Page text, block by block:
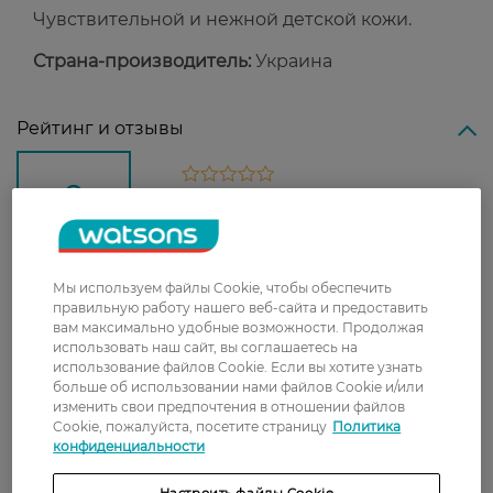
Чувствительной и нежной детской кожи.
Страна-производитель: Украина
Рейтинг и отзывы
0
З 0 відгуків
Доставка
Новая почта
В отделение Новой почты - 99 грн, бесплатно
от 699 грн
Мы используем файлы Cookie, чтобы обеспечить
правильную работу нашего веб-сайта и предоставить
вам максимально удобные возможности. Продолжая
использовать наш сайт, вы соглашаетесь на
использование файлов Cookie. Если вы хотите узнать
больше об использовании нами файлов Cookie и/или
изменить свои предпочтения в отношении файлов
Cookie, пожалуйста, посетите страницу Политика
конфиденциальности